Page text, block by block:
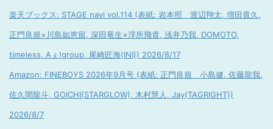
楽天ブックス: STAGE navi vol.114 (表紙: 岩本照 渡辺翔太, 増田貴久,
正門良規×川島如恵留, 深田竜生×浮所飛貴, 浅井乃我, DOMOTO,
timeless, Aぇ!group, 尾崎匠海(INI)) 2026/8/17
Amazon: FINEBOYS 2026年9月号 (表紙: 正門良規 小島健, 佐藤龍我,
佐久間龍斗, GOICHI(STARGLOW), 木村慧人, Jay(TAGRIGHT))
2026/8/7